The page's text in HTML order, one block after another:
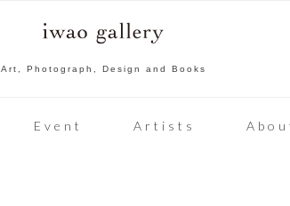
Art, Photograph, Design and Books
Event Artists